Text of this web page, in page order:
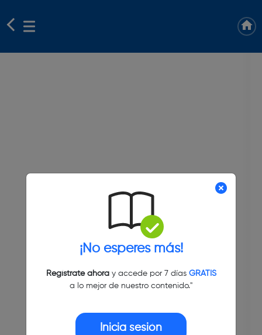
¡No esperes más!
Regístrate ahoray accede por 7 días GRATIS
a lo mejor de nuestro contenido."
Inicia sesión